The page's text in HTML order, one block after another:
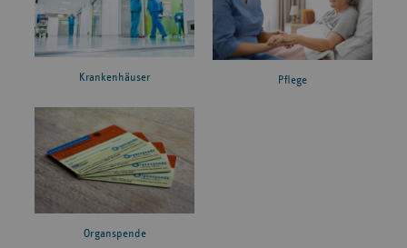
Krankenhäuser Pflege
Organspende